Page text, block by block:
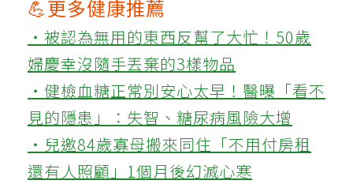
💪更多健康推薦
‧被認為無用的東西反幫了大忙！50歲
婦慶幸沒隨手丟棄的3樣物品
‧健檢血糖正常別安心太早！醫曝「看不
見的隱患」：失智、糖尿病風險大增
‧兒邀84歲寡母搬來同住「不用付房租
還有人照顧」1個月後幻滅心寒